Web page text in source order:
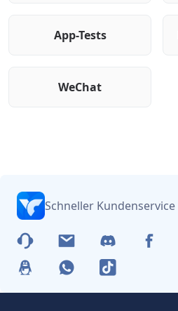
App-Tests
WeChat
Schneller Kundenservice